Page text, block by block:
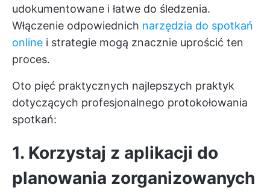
udokumentowane i łatwe do śledzenia.
Włączenie odpowiednich narzędzia do spotkań
online i strategie mogą znacznie uprościć ten
proces.
Oto pięć praktycznych najlepszych praktyk
dotyczących profesjonalnego protokołowania
spotkań:
1. Korzystaj z aplikacji do
planowania zorganizowanych